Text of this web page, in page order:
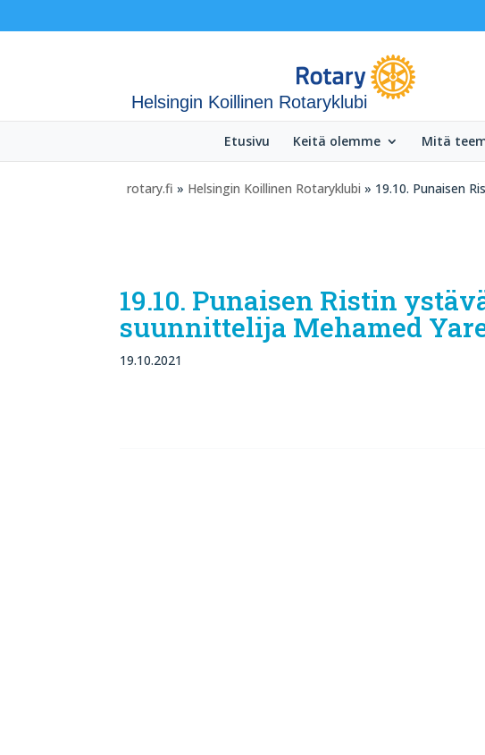
Helsingin Koillinen Rotaryklubi
Etusivu Keitä olemme Mitä
rotary.fi » Helsingin Koillinen Rotaryklubi » 19.10. Punaisen
19.10. Punaisen Ristin
suunnittelija Mehamed
19.10.2021